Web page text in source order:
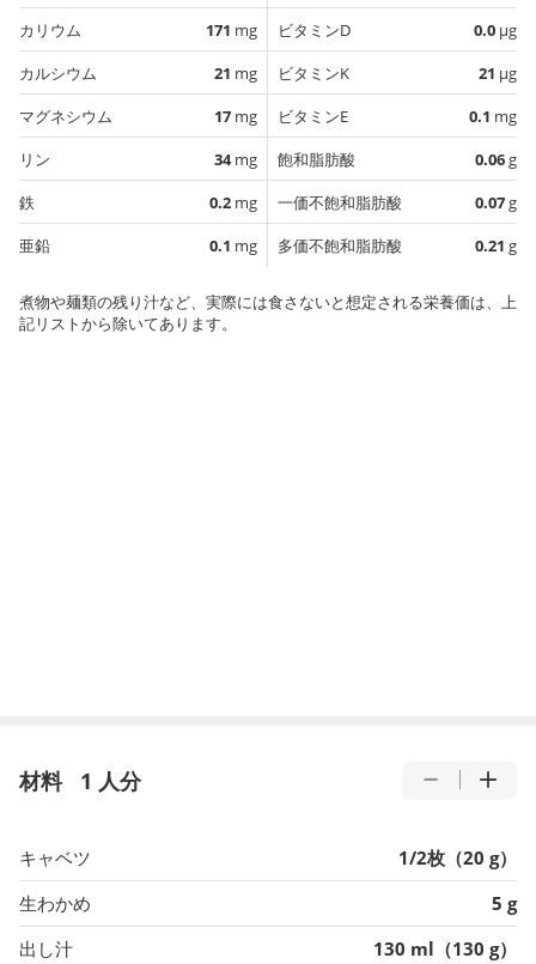
カリウム
171 mg
カルシウム
21 mg
マグネシウム
17 mg
リン
34mg
鉄
0.2 mg
亜鉛
0.1 mg
ビタミンD
0.0 µg
ビタミンK
21 µg
ビタミンE
0.1 mg
飽和脂肪酸
0.06g
一価不飽和脂肪酸
0.07g
多価不飽和脂肪酸
0.21 g
煮物や麺類の残り汁など、実際には食さないと想定される栄養価は、上
記リストから除いてあります。
材料 1 人分
キャベツ
1/2枚（20 g）
生わかめ
5 g
出し汁
130 ml（130 g）